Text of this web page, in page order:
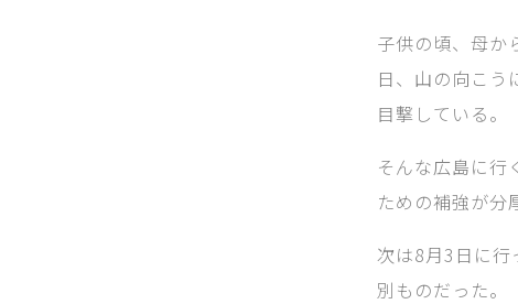
子供の頃、母か
日、山の向こう
目撃している。
そんな広島に行
ための補強が分
次は8月3日に行
別ものだった。